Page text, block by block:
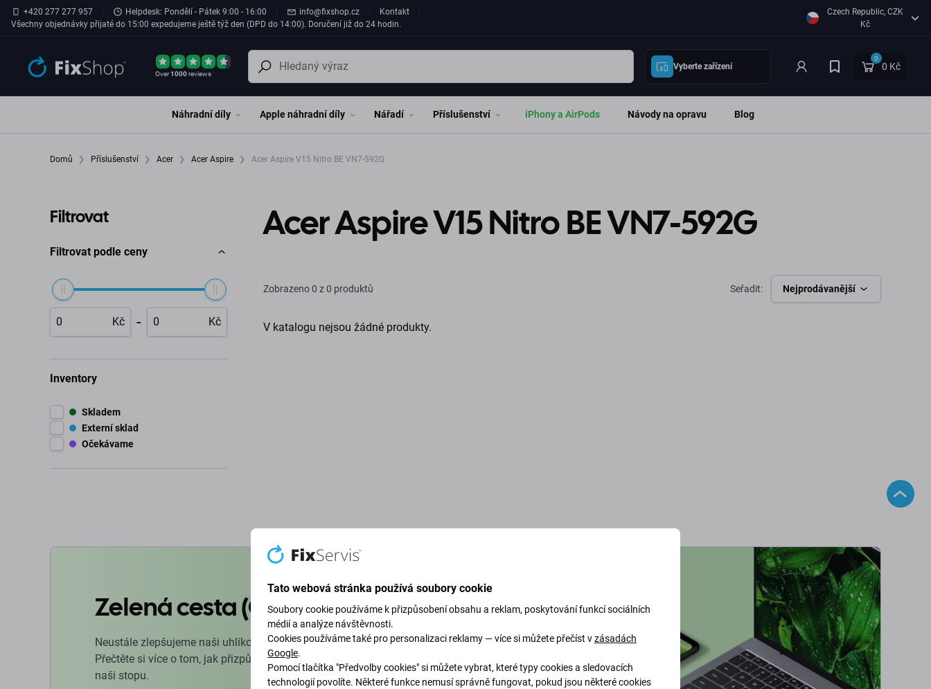
Přeskočit na hlavní obsah
+420 277 277 957 Helpdesk: Pondělí - Pátek 9:00 - 16:00 info@fixshop.cz
Kontakt
Všechny objednávky přijaté do 15:00 expedujeme ještě týž den (DPD do 14:00). Doručení již do 24 hodin.
Czech Republic, CZK
Kč
Over1000reviews
Vyberte zařízení
0
0 Kč
Náhradní díly Apple náhradní díly Nářadí Příslušenství iPhony a AirPods Návody na opravu Blog
Domů Příslušenství Acer Acer Aspire Acer Aspire V15 Nitro BE VN7-592G
Filtrovat
Filtrovat podle ceny
Kč - Kč
Inventory
Skladem
Externí sklad
Očekávame
Acer Aspire V15 Nitro BE VN7-592G
Zobrazeno0 z 0 produktů Seřadit: Nejprodávanější
V katalogu nejsou žádné produkty.
Zelená cesta (Going Green)
Neustále zlepšujeme naši uhlíkovou stopu, abychom chránili naši planetu.
Přečtěte si více o tom, jak přizpůsobujeme naše procesy, abychom snížili
naši stopu.
Tato webová stránka používá soubory cookie
Soubory cookie používáme k přizpůsobení obsahu a reklam, poskytování funkcí sociálních
médií a analýze návštěvnosti.
Cookies používáme také pro personalizaci reklamy — více si můžete přečíst vzásadách
Google.
Pomocí tlačítka "Předvolby cookies" si můžete vybrat, které typy cookies a sledovacích
technologií povolíte. Některé funkce nemusí správně fungovat, pokud jsou některé cookies